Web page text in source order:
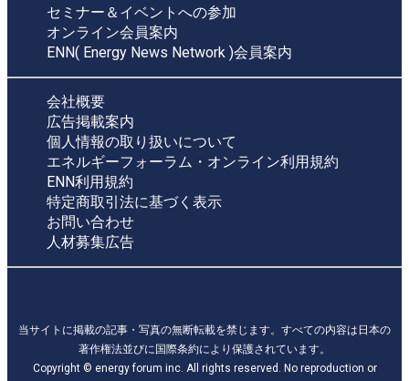
セミナー＆イベントへの参加
オンライン会員案内
ENN( Energy News Network )会員案内
会社概要
広告掲載案内
個人情報の取り扱いについて
エネルギーフォーラム・オンライン利用規約
ENN利用規約
特定商取引法に基づく表示
お問い合わせ
人材募集広告
当サイトに掲載の記事・写真の無断転載を禁じます。すべての内容は日本の
著作権法並びに国際条約により保護されています。
Copyright © energy forum inc. All rights reserved. No reproduction or